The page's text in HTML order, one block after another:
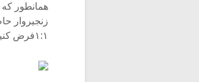
همانطور که
زنجیروار
۱:۱فرض کنیم داریم :